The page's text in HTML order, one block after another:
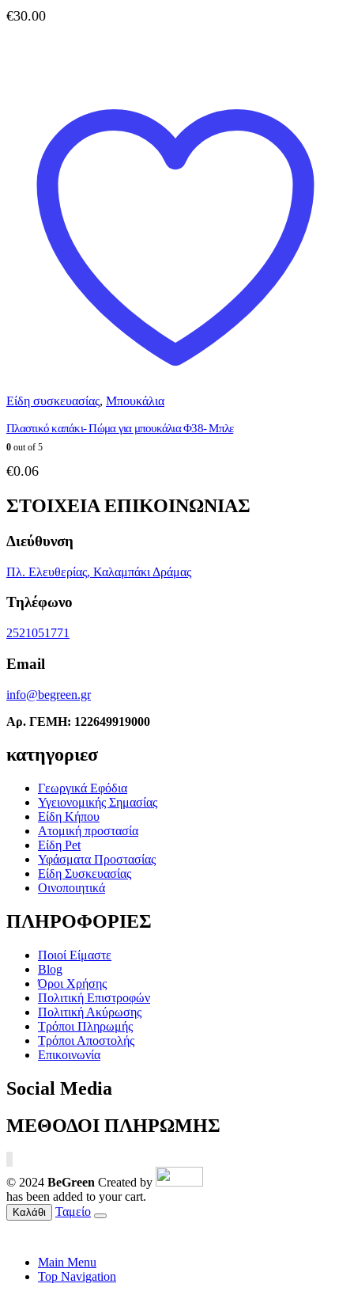
€30.00
Είδη συσκευασίας, Μπουκάλια
Πλαστικό καπάκι- Πώμα για μπουκάλια Φ38- Μπλε
0 out of 5
€0.06
ΣΤΟΙΧΕΙΑ ΕΠΙΚΟΙΝΩΝΙΑΣ
Διεύθυνση
Πλ. Ελευθερίας, Καλαμπάκι Δράμας
Τηλέφωνο
2521051771
Email
info@begreen.gr
Αρ. ΓΕΜΗ: 122649919000
κατηγοριεσ
Γεωργικά Εφόδια
Υγειονομικής Σημασίας
Είδη Κήπου
Ατομική προστασία
Είδη Pet
Υφάσματα Προστασίας
Είδη Συσκευασίας
Οινοποιητικά
ΠΛΗΡΟΦΟΡΙΕΣ
Ποιοί Είμαστε
Blog
Όροι Χρήσης
Πολιτική Επιστροφών
Πολιτική Ακύρωσης
Τρόποι Πληρωμής
Τρόποι Αποστολής
Επικοινωνία
Social Media
ΜΕΘΟΔΟΙ ΠΛΗΡΩΜΗΣ
© 2024 BeGreen Created by
has been added to your cart.
Καλάθι Ταμείο
Main Menu
Top Navigation